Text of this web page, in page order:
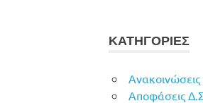
ΚΑΤΗΓΟΡΙΕΣ
Ανακοινώσεις
Αποφάσεις